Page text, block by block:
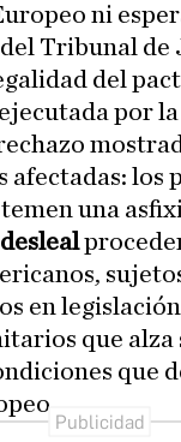
ni
Tribunal de
del
por
afectadas: los
una
en
que
que